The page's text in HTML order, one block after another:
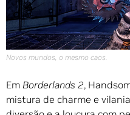
Novos mundos, o mesmo caos.
Em Borderlands 2,
mistura de charme e